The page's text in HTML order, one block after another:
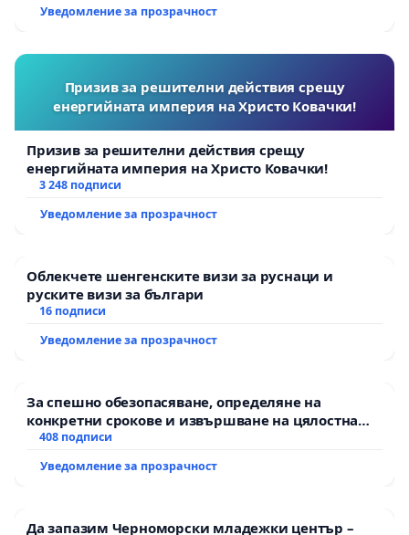
Уведомление за прозрачност
Призив за решителни действия срещу
енергийната империя на Христо Ковачки!
Призив за решителни действия срещу
енергийната империя на Христо Ковачки!
3 248 подписи
Уведомление за прозрачност
Облекчете шенгенските визи за руснаци и
руските визи за българи
16 подписи
Уведомление за прозрачност
За спешно обезопасяване, определяне на
конкретни срокове и извършване на цялостна
рехабилитация на републиканския път между
Мирово - к.к. Момин проход
408 подписи
Уведомление за прозрачност
Да запазим Черноморски младежки център –